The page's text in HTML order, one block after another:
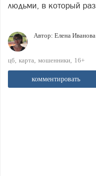
людьми, в который
Автор: Елена Иванова
цб карта мошенники 16+
комментировать